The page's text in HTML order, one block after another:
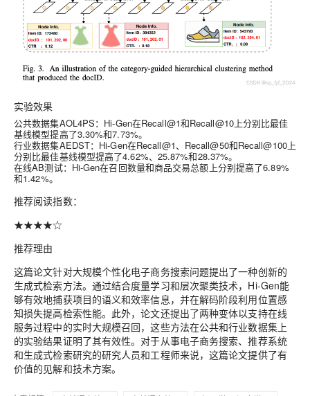
实验效果
公共数据集AOL4PS：Hi-Gen在Recall@1和Recall@10上分别比最佳
基线模型提高了3.30%和7.73%。
行业数据集AEDST：Hi-Gen在Recall@1、Recall@50和Recall@100上
分别比最佳基线模型提高了4.62%、25.87%和28.37%。
在线AB测试：Hi-Gen在召回数量和商品交易总额上分别提高了6.89%
和1.42%。
推荐阅读指数：
★★★★☆
推荐理由
这篇论文针对大规模个性化电子商务搜索问题提出了一种创新的
生成式检索方法。通过结合度量学习和层次聚类技术，Hi-Gen能
够有效地捕获项目的语义和效率信息，并在解码阶段利用位置感
知损失提高检索性能。此外，论文还提出了两种变体以支持在线
服务过程中的实时大规模召回，这些方法在公共和行业数据集上
的实验结果证明了其有效性。对于从事电子商务搜索、推荐系统
和生成式检索研究的研究人员和工程师来说，这篇论文提供了有
价值的见解和技术方案。